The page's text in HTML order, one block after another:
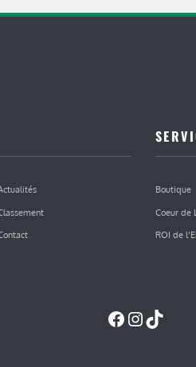
Boutique
Coeur de
ROI de
Facebook
TikTok